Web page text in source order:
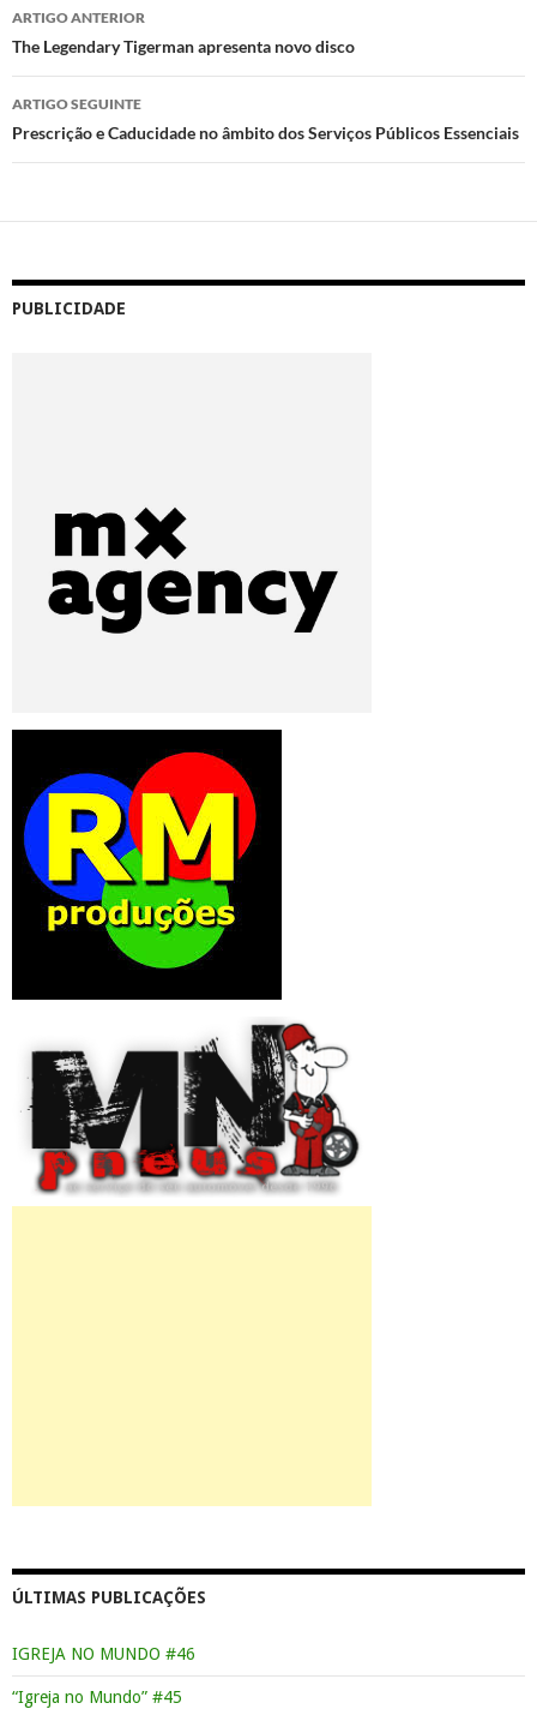
Navegação
de
artigos
ARTIGO ANTERIOR
The Legendary Tigerman apresenta novo disco
ARTIGO SEGUINTE
Prescrição e Caducidade no âmbito dos Serviços Públicos Essenciais
PUBLICIDADE
ÚLTIMAS PUBLICAÇÕES
IGREJA NO MUNDO #46
“Igreja no Mundo” #45